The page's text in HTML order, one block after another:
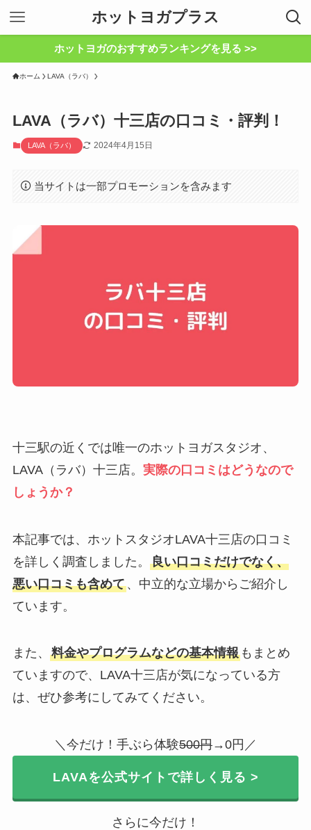
ホットヨガプラス
ホットヨガのおすすめランキングを見る >>
ホーム LAVA（ラバ）
LAVA（ラバ）十三店の口コミ・評判！
LAVA（ラバ） 2024年4月15日
当サイトは一部プロモーションを含みます
十三駅の近くでは唯一のホットヨガスタジオ、
LAVA（ラバ）十三店。 実際の口コミはどうなので
しょうか？
本記事では、ホットスタジオLAVA十三店の口コミ
を詳しく調査しました。 良い口コミだけでなく、
悪い口コミも含めて、中立的な立場からご紹介し
ています。
また、 料金やプログラムなどの基本情報もまとめ
ていますので、LAVA十三店が気になっている方
は、ぜひ参考にしてみてください。
＼今だけ！手ぶら体験500円→0円／
LAVAを公式サイトで詳しく見る >
さらに今だけ！